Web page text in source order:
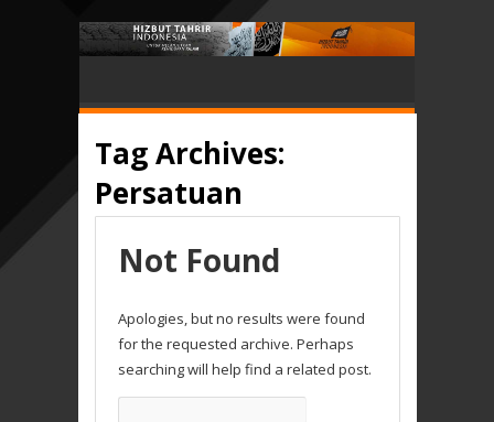
Tag Archives:
Persatuan
Not Found
Apologies, but no results were found
for the requested archive. Perhaps
searching will help find a related post.